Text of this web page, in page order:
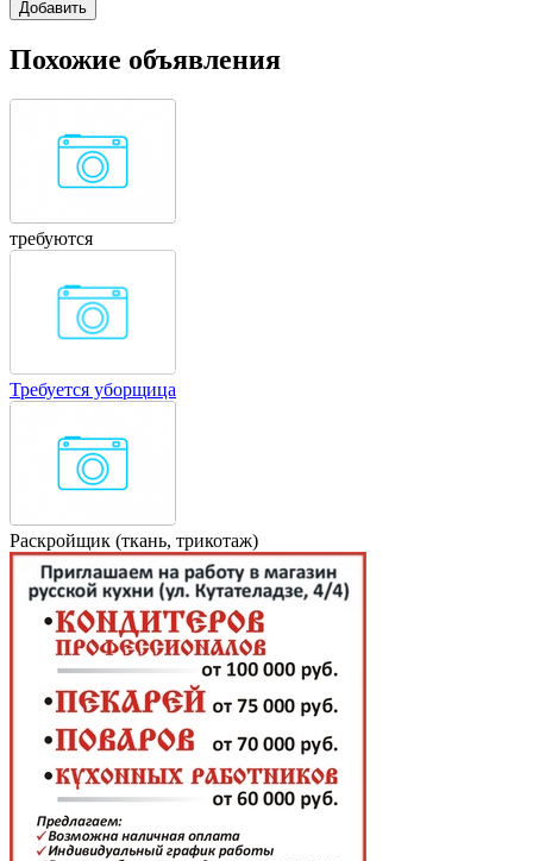
Похожие объявления
требуются
Требуется уборщица
Раскройщик (ткань, трикотаж)